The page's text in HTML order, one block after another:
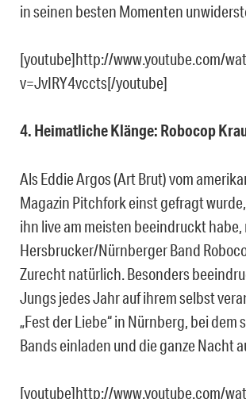
in seinen besten Momenten
[youtube]http://www.youtube.com/
v=JvIRY4vccts[/youtube]
4. Heimatliche Klänge: Robocop
Als Eddie Argos (Art Brut) vom
Magazin Pitchfork einst gefragt
ihn live am meisten beeindruckt
Hersbrucker/Nürnberger Band
Zurecht natürlich. Besonders
Jungs jedes Jahr auf ihrem selbst
„Fest der Liebe“ in Nürnberg, bei dem
Bands einladen und die ganze Nacht
[youtube]http://www.youtube.com/